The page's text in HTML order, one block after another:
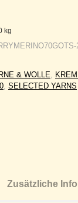
kg
& WOLLE
SELECTED YARNS
Zusätzliche